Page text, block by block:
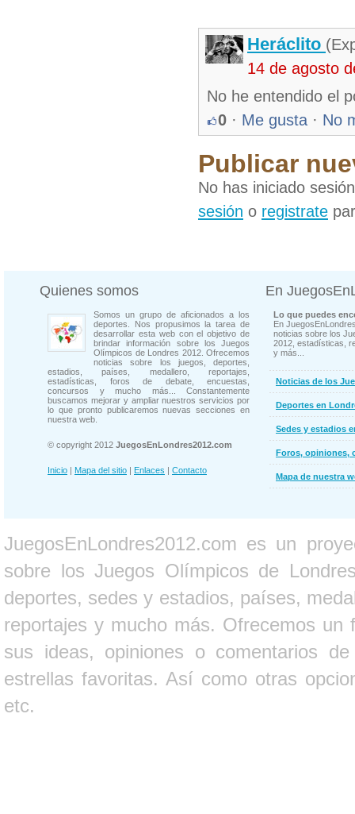
Heráclito
14 de agosto
No he entendido el
0 · Me gusta · No
Publicar
No has iniciado
sesión o registrate
Quienes somos
Somos un grupo de aficionados a los
deportes. Nos propusimos la tarea de
desarrollar esta web con el objetivo de
brindar información sobre los Juegos
Olímpicos de Londres 2012. Ofrecemos
noticias sobre los juegos, deportes,
estadios, países, medallero, reportajes,
estadísticas, foros de debate, encuestas,
concursos y mucho más... Constantemente
buscamos mejorar y ampliar nuestros servicios por
lo que pronto publicaremos nuevas secciones en
nuestra web.
© copyright 2012 JuegosEnLondres2012.com
Inicio | Mapa del sitio | Enlaces | Contacto
En
Lo que puedes
En
noticias sobre los
2012, estadísticas,
y más...
Noticias de los
Deportes en
Sedes y estadios
Foros, opiniones,
Mapa de nuestra
JuegosEnLondres2012.com es un
sobre los Juegos Olímpicos de
deportes, sedes y estadios, países,
reportajes y mucho más. Ofrecemos un
sus ideas, opiniones o comentarios
estrellas favoritas. Así como otras
etc.